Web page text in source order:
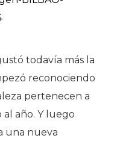
todavía más la
reconociendo
pertenecen a
año. Y luego
una nueva